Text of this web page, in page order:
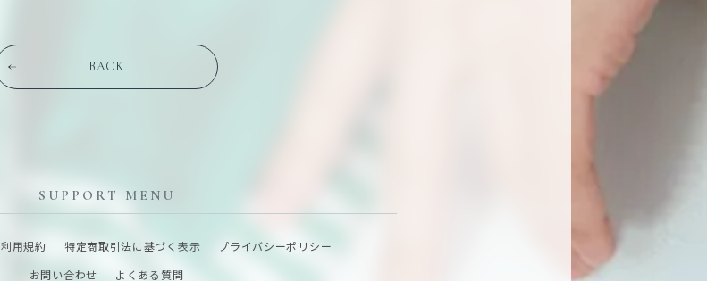
BACK
SUPPORT MENU
利用規約 特定商取引法に基づく表示
プライバシーポリシー
お問い合わせ
よくある質問